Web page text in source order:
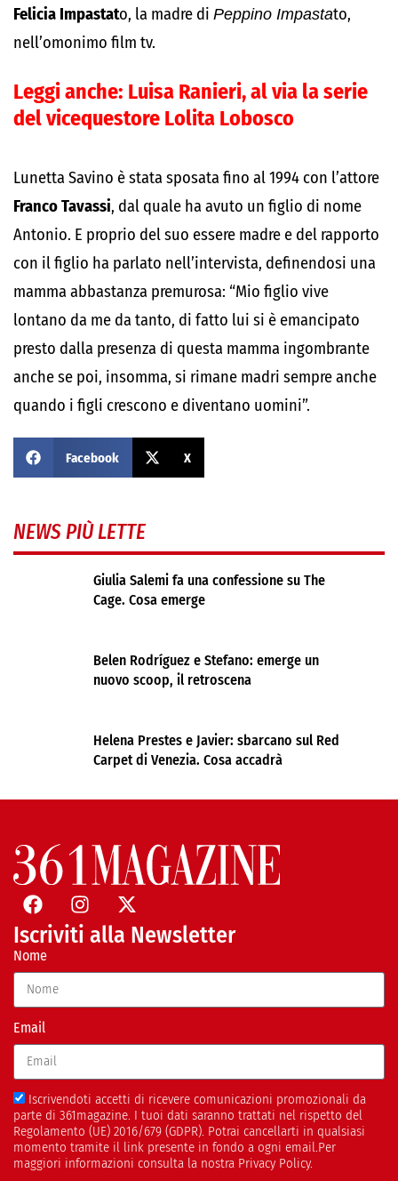
Felicia Impastato, la madre di Peppino Impastato,
nell’omonimo film tv.
Leggi anche: Luisa Ranieri, al via la serie
del vicequestore Lolita Lobosco
Lunetta Savino è stata sposata fino al 1994 con l’attore
Franco Tavassi, dal quale ha avuto un figlio di nome
Antonio. E proprio del suo essere madre e del rapporto
con il figlio ha parlato nell’intervista, definendosi una
mamma abbastanza premurosa: “Mio figlio vive
lontano da me da tanto, di fatto lui si è emancipato
presto dalla presenza di questa mamma ingombrante
anche se poi, insomma, si rimane madri sempre anche
quando i figli crescono e diventano uomini”.
Facebook X
NEWS PIÙ LETTE
Giulia Salemi fa una confessione su The
Cage. Cosa emerge
Belen Rodríguez e Stefano: emerge un
nuovo scoop, il retroscena
Helena Prestes e Javier: sbarcano sul Red
Carpet di Venezia. Cosa accadrà
Iscriviti alla Newsletter
Nome
Email
Iscrivendoti accetti di ricevere comunicazioni promozionali da
parte di 361magazine. I tuoi dati saranno trattati nel rispetto del
Regolamento (UE) 2016/679 (GDPR). Potrai cancellarti in qualsiasi
momento tramite il link presente in fondo a ogni email.Per
maggiori informazioni consulta la nostra Privacy Policy.